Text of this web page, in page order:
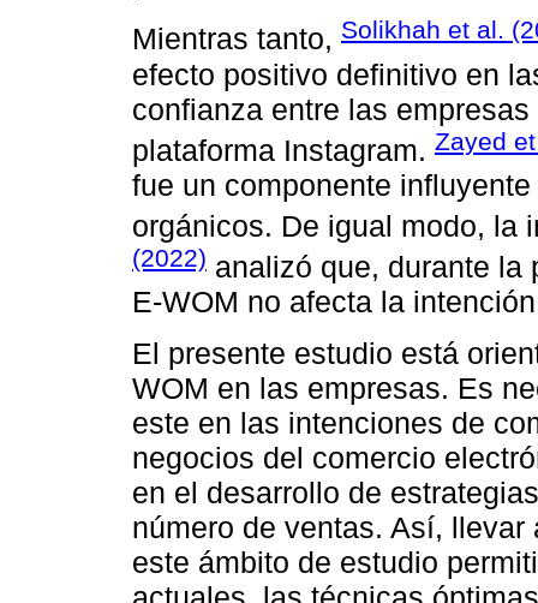
Mientras tanto, Solikhah et al.
efecto positivo definitivo en
confianza entre las
plataforma Instagram. Zayed
fue un componente
orgánicos. De igual modo, la
(2022) analizó que, durante la
E-WOM no afecta la
El presente estudio está
WOM en las empresas. Es
este en las intenciones de
negocios del comercio
en el desarrollo de
número de ventas. Así,
este ámbito de estudio